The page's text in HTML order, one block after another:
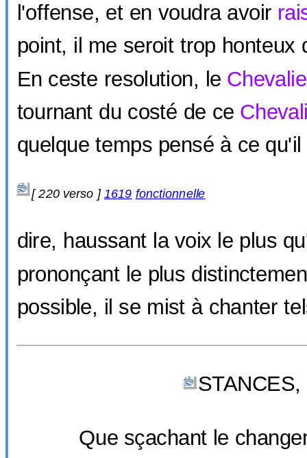
l'offense, et en voudra avoir
point, il me seroit trop honteux
En ceste resolution, le
tournant du costé de ce
quelque temps pensé à ce
[ 220 verso ]1619 fonctionnelle
dire, haussant la voix le plus
prononçant le plus
possible, il se mist à chanter
STANCES,
Que sçachant le